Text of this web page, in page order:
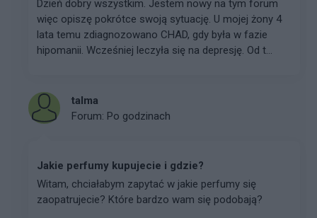
Dzień dobry wszystkim. Jestem nowy na tym forum
więc opiszę pokrótce swoją sytuację. U mojej żony 4
lata temu zdiagnozowano CHAD, gdy była w fazie
hipomanii. Wcześniej leczyła się na depresję. Od t...
talma
Forum: Po godzinach
Jakie perfumy kupujecie i gdzie?
Witam, chciałabym zapytać w jakie perfumy się
zaopatrujecie? Które bardzo wam się podobają?